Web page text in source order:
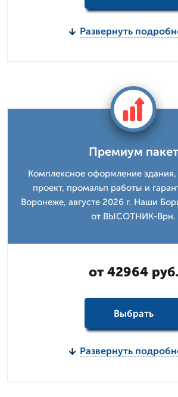
Развернуть
Премиум пакет
Комплексное оформление здания,
проект, промальп работы и
Воронеже, августе 2026 г. Наши
от ВЫСОТНИК-Врн.
от 42964 руб.
Выбрать
Развернуть